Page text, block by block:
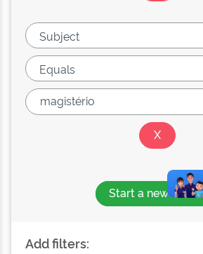
Start a new
Add filters: